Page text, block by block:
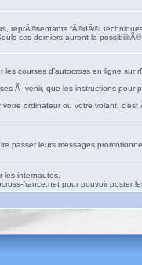
reprÃ©sentants fÃ©dÃ©,
ces derniers auront la
courses d'autocross en ligne sur
Ã venir, que les instructions pour
ordinateur ou votre volant, c'est
passer leurs messages
internautes.
france.net pour pouvoir poster